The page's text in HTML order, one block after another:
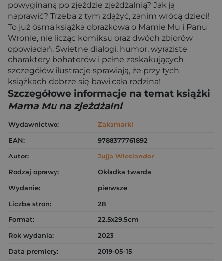
powyginaną po zjeździe zjeżdżalnią? Jak ją
naprawić? Trzeba z tym zdążyć, zanim wrócą dzieci!
To już ósma książka obrazkowa o Mamie Mu i Panu
Wronie, nie licząc komiksu oraz dwóch zbiorów
opowiadań. Świetne dialogi, humor, wyraziste
charaktery bohaterów i pełne zaskakujących
szczegółów ilustracje sprawiają, że przy tych
książkach dobrze się bawi cała rodzina!
Szczegółowe informacje na temat książki
Mama Mu na zjeżdżalni
Wydawnictwo:
Zakamarki
EAN:
9788377761892
Autor:
Jujja Wieslander
Rodzaj oprawy:
Okładka twarda
Wydanie:
pierwsze
Liczba stron:
28
Format:
22.5x29.5cm
Rok wydania:
2023
Data premiery:
2019-05-15